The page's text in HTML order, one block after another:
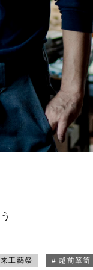
工藝祭 # 越前箪笥